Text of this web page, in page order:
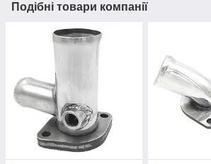
Подібні товари компанії